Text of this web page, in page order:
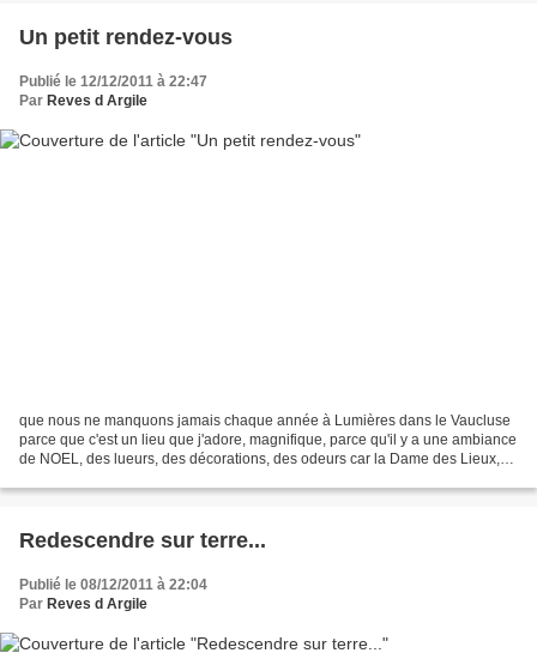
Un petit rendez-vous
Publié le 12/12/2011 à 22:47
Par Reves d Argile
que nous ne manquons jamais chaque année à Lumières dans le Vaucluse
parce que c'est un lieu que j'adore, magnifique, parce qu'il y a une ambiance
de NOEL, des lueurs, des décorations, des odeurs car la Dame des Lieux,
Redescendre sur terre...
Publié le 08/12/2011 à 22:04
Par Reves d Argile